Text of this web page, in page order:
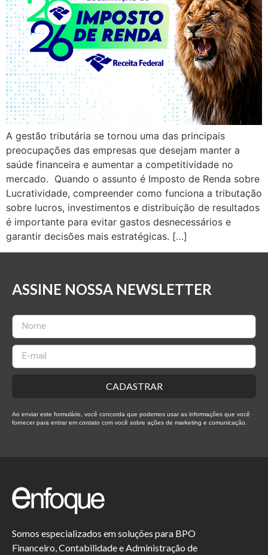
A gestão tributária se tornou uma das principais
preocupações das empresas que desejam manter a
saúde financeira e aumentar a competitividade no
mercado. Quando o assunto é Imposto de Renda sobre
Lucratividade, compreender como funciona a tributação
sobre lucros, investimentos e distribuição de resultados
é importante para evitar gastos desnecessários e
garantir decisões mais estratégicas. […]
ASSINE NOSSA NEWSLETTER
CADASTRAR
Ao enviar este formulário, você concorda que podemos usar as informações que você
fornecer para entrar em contato com você sobre ações de marketing e comunicação.
Somos especializados em soluções para BPO
Financeiro, Contabilidade e Administração de